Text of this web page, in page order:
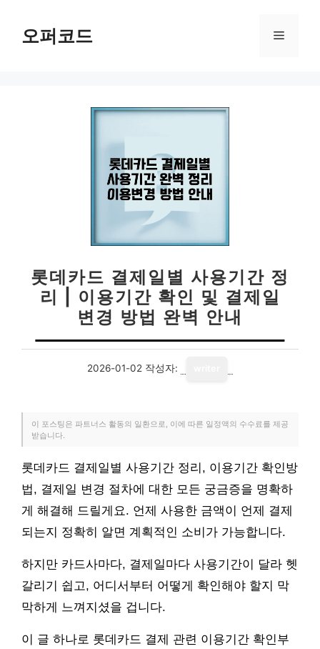
오퍼코드 메
롯데카드 결제일별 사용기간 정
리 | 이용기간 확인 및 결제일
변경 방법 완벽 안내
2026-01-02 작성자:
이 포스팅은 파트너스 활동의 일환으로, 이에 따른 일정액의 수수료를 제공
받습니다.
롯데카드 결제일별 사용기간 정리, 이용기간 확인방
법, 결제일 변경 절차에 대한 모든 궁금증을 명확하
게 해결해 드릴게요. 언제 사용한 금액이 언제 결제
되는지 정확히 알면 계획적인 소비가 가능합니다.
하지만 카드사마다, 결제일마다 사용기간이 달라 헷
갈리기 쉽고, 어디서부터 어떻게 확인해야 할지 막
막하게 느껴지셨을 겁니다.
이 글 하나로 롯데카드 결제 관련 이용기간 확인부